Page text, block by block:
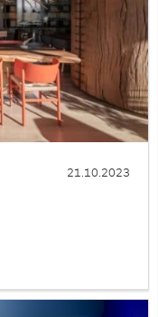
21.10.2023